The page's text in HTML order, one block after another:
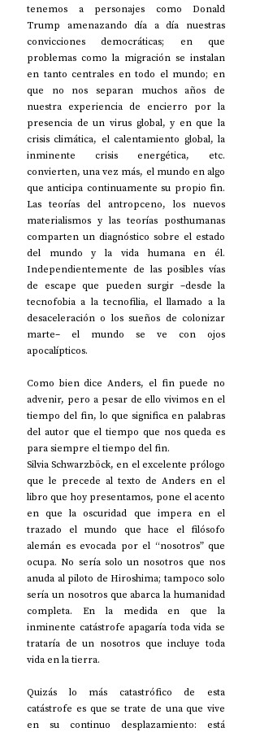
tenemos a personajes como Donald
Trump amenazando día a día nuestras
convicciones democráticas; en que
problemas como la migración se instalan
en tanto centrales en todo el mundo; en
que no nos separan muchos años de
nuestra experiencia de encierro por la
presencia de un virus global, y en que la
crisis climática, el calentamiento global, la
inminente crisis energética, etc.
convierten, una vez más, el mundo en algo
que anticipa continuamente su propio fin.
Las teorías del antropceno, los nuevos
materialismos y las teorías posthumanas
comparten un diagnóstico sobre el estado
del mundo y la vida humana en él.
Independientemente de las posibles vías
de escape que pueden surgir –desde la
tecnofobia a la tecnofilia, el llamado a la
desaceleración o los sueños de colonizar
marte– el mundo se ve con ojos
apocalípticos.
Como bien dice Anders, el fin puede no
advenir, pero a pesar de ello vivimos en el
tiempo del fin, lo que significa en palabras
del autor que el tiempo que nos queda es
para siempre el tiempo del fin.
Silvia Schwarzböck, en el excelente prólogo
que le precede al texto de Anders en el
libro que hoy presentamos, pone el acento
en que la oscuridad que impera en el
trazado el mundo que hace el filósofo
alemán es evocada por el “nosotros” que
ocupa. No sería solo un nosotros que nos
anuda al piloto de Hiroshima; tampoco solo
sería un nosotros que abarca la humanidad
completa. En la medida en que la
inminente catástrofe apagaría toda vida se
trataría de un nosotros que incluye toda
vida en la tierra.
Quizás lo más catastrófico de esta
catástrofe es que se trate de una que vive
en su continuo desplazamiento: está